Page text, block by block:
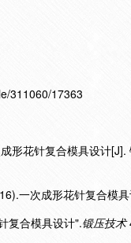
311060/17363
形花针复合模具设计
一次成形花针复合模
复合模具设计".锻压技术